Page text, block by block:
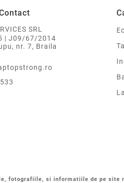
SRL
| J09/67/2014
nr. 7, Braila
fotografiile, si informatiile de pe site